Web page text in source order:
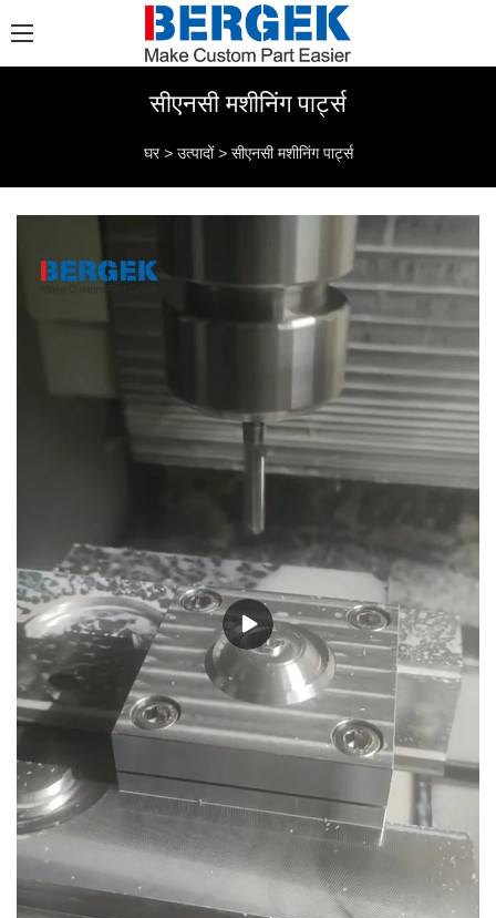
सीएनसी मशीनिंग पार्ट्स
घर > उत्पादों > सीएनसी मशीनिंग पार्ट्स